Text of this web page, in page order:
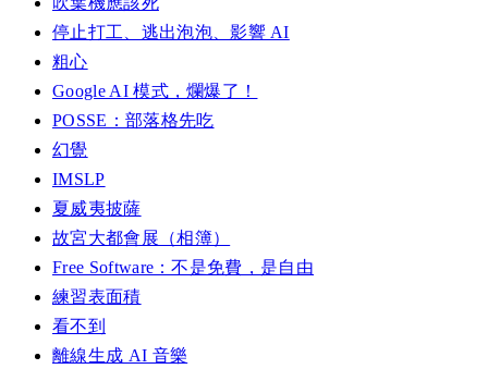
停止打工、逃出泡泡、影響 AI
粗心
Google AI 模式，爛爆了！
POSSE：部落格先吃
幻覺
IMSLP
夏威夷披薩
故宮大都會展（相簿）
Free Software：不是免費，是自由
練習表面積
看不到
離線生成 AI 音樂